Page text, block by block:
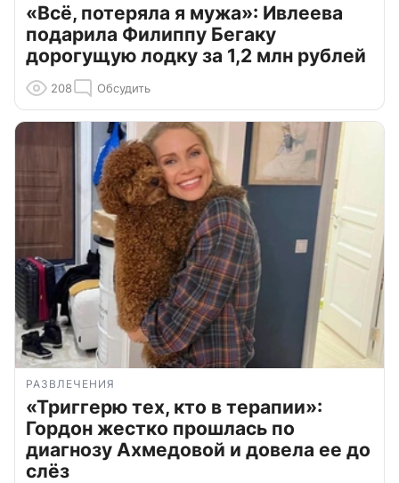
«Всё, потеряла я мужа»: Ивлеева
подарила Филиппу Бегаку
дорогущую лодку за 1,2 млн рублей
208 Обсудить
РАЗВЛЕЧЕНИЯ
«Триггерю тех, кто в терапии»:
Гордон жестко прошлась по
диагнозу Ахмедовой и довела ее до
слёз